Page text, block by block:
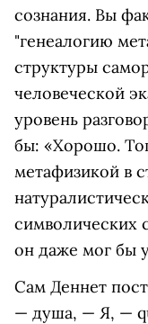
сознания. Вы
"генеалогию
структуры
человеческой
уровень
бы: «Хорошо.
метафизикой в
символических
он даже мог бы
Сам Деннет
— душа, — Я, —